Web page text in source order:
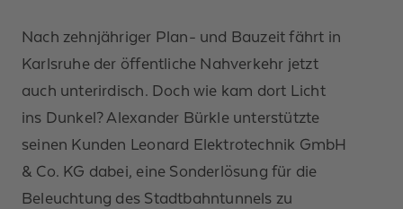
Nach zehnjähriger Plan- und Bauzeit fährt in
Karlsruhe der öffentliche Nahverkehr jetzt
auch unterirdisch. Doch wie kam dort Licht
ins Dunkel? Alexander Bürkle unterstützte
seinen Kunden Leonard Elektrotechnik GmbH
& Co. KG dabei, eine Sonderlösung für die
Beleuchtung des Stadtbahntunnels zu